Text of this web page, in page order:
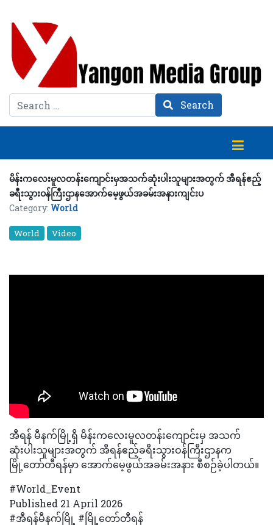
Search Search
မိန်းကလေးမူလတန်းကျောင်းမှအသက်ဆုံးပါးသူများအတွက် အီရန်ဧည့်
ခရီးသွားဝန်ကြီးဌာနအောက်မေ့ဖွယ်အခမ်းအနားကျင်းပ
Category: World
World Video
အီရန် မီနက်မြို့ရှိ မိန်းကလေးမူလတန်းကျောင်းမှ အသက်
ဆုံးပါးသူများအတွက် အီရန်ဧည့်ခရီးသွားဝန်ကြီးဌာနက
မြို့တော်တီရန်မှာ အောက်မေ့ဖွယ်အခမ်းအနား စီစဉ်ခဲ့ပါတယ်။
#World_Event
Published 21 April 2026
#အီရန်မီနက်မြို့ #မြို့တော်တီရန်